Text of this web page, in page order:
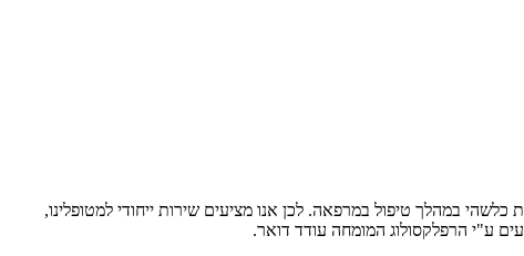
במהלך טיפול במרפאה. לכן אנו מציעים שירות ייחודי למטופלינו,
ע"י הרפלקסולוג המומחה עודד דואר.